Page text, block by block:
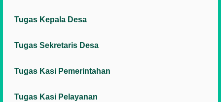
Tugas Kepala Desa
Tugas Sekretaris Desa
Tugas Kasi Pemerintahan
Tugas Kasi Pelayanan